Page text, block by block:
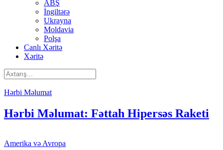
ABŞ
İngiltərə
Ukrayna
Moldavia
Polşa
Canlı Xəritə
Xəritə
Hərbi Məlumat
Hərbi Məlumat: Fəttah Hipersəs Raketi
Amerika və Avropa